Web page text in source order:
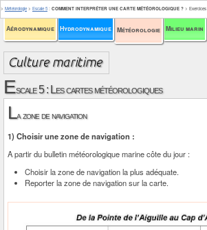
Aérodynamique Hydrodynamique Météorologie Milieu marin
> Météorologie > Escale 5 : COMMENT INTERPRÉTER UNE CARTE MÉTÉOROLOGIQUE ? > Exercices
Escale 5 : Les cartes météorologiques
La zone de navigation
1) Choisir une zone de navigation :
A partir du bulletin météorologique marine côte du jour :
Choisir la zone de navigation la plus adéquate.
Reporter la zone de navigation sur la carte.